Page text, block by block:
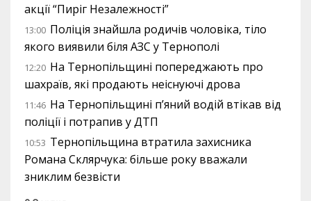
акції “Пиріг Незалежності”
13:00 Поліція знайшла родичів чоловіка, тіло
якого виявили біля АЗС у Тернополі
12:20 На Тернопільщині попереджають про
шахраїв, які продають неіснуючі дрова
11:46 На Тернопільщині п’яний водій втікав від
поліції і потрапив у ДТП
10:53 Тернопільщина втратила захисника
Романа Склярчука: більше року вважали
зниклим безвісти